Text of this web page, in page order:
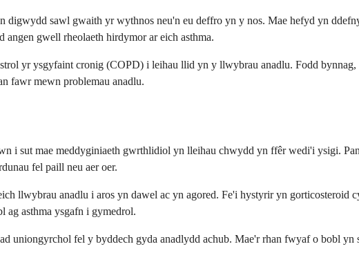
digwydd sawl gwaith yr wythnos neu'n eu deffro yn y nos. Mae hefyd yn
gwell rheolaeth hirdymor ar eich asthma.
yr ysgyfaint cronig (COPD) i leihau llid yn y llwybrau anadlu. Fodd
fawr mewn problemau anadlu.
i sut mae meddyginiaeth gwrthlidiol yn lleihau chwydd yn ffêr wedi'i ysigi.
fel paill neu aer oer.
llwybrau anadlu i aros yn dawel ac yn agored. Fe'i hystyrir yn gorticosteroid
ag asthma ysgafn i gymedrol.
uniongyrchol fel y byddech gyda anadlydd achub. Mae'r rhan fwyaf o bobl